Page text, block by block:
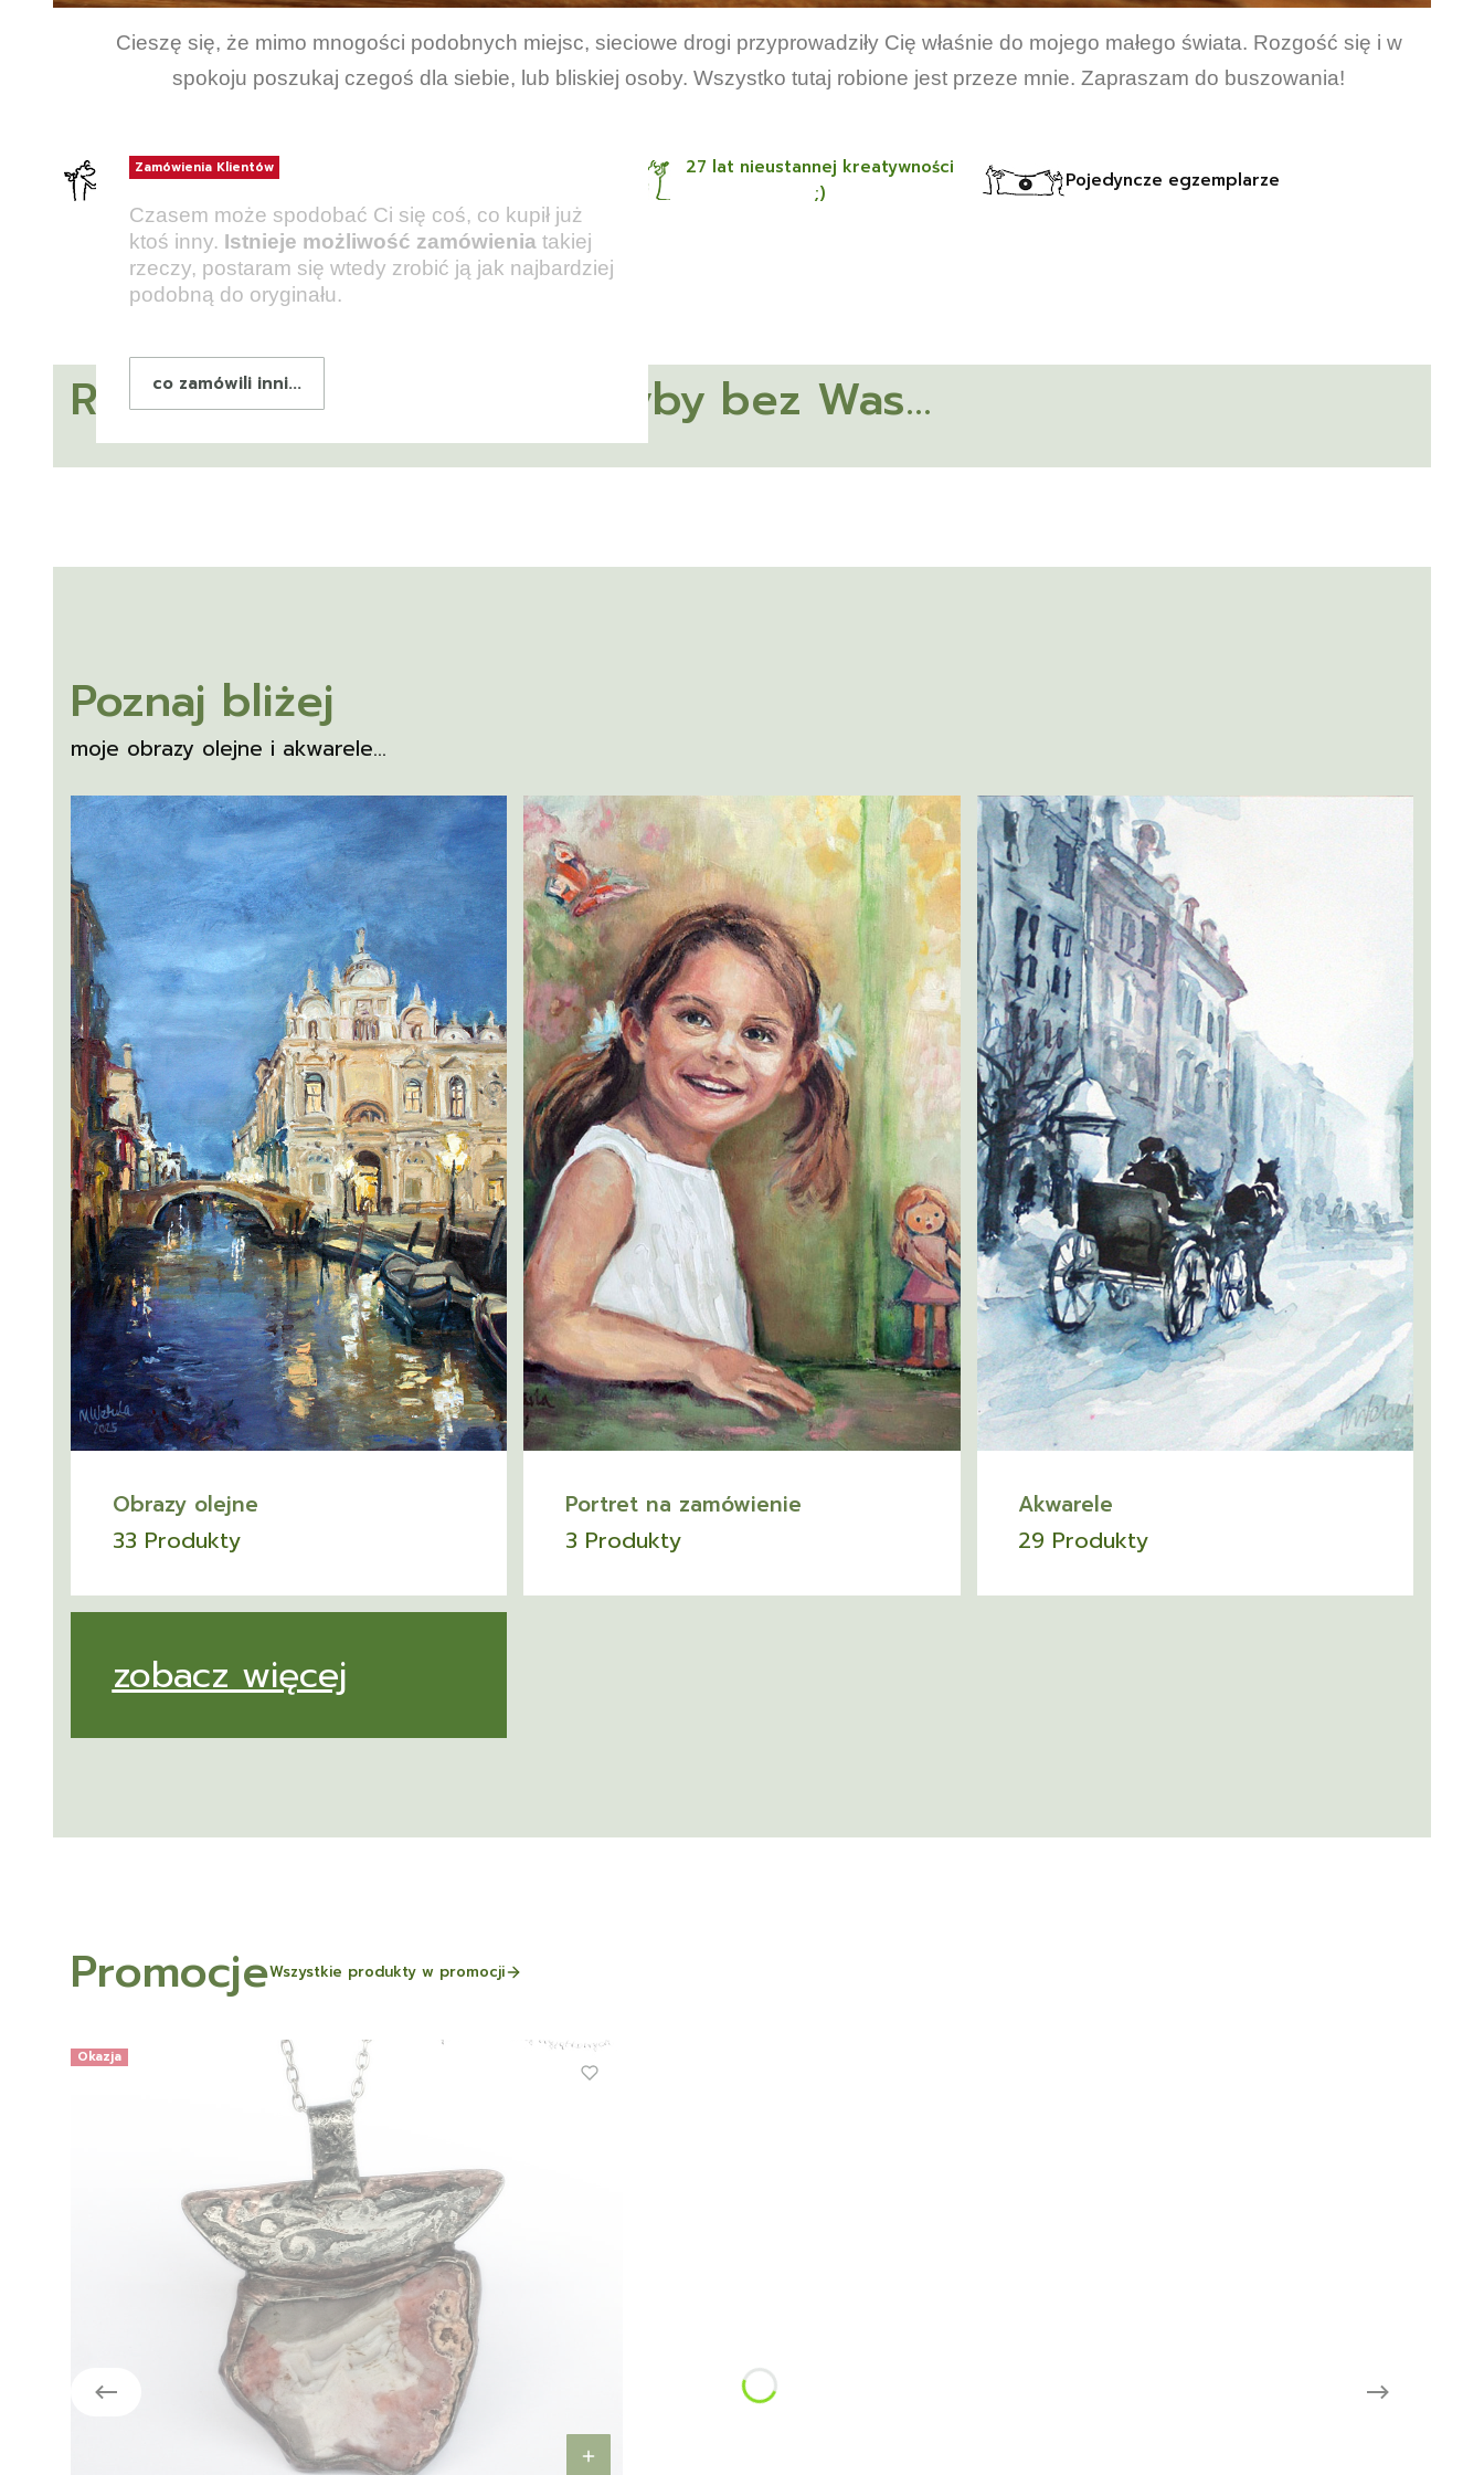
Cieszę się, że mimo mnogości podobnych miejsc, sieciowe drogi przyprowadziły Cię właśnie do mojego małego świata. Rozgość się i w
spokoju poszukaj czegoś dla siebie, lub bliskiej osoby. Wszystko tutaj robione jest przeze mnie. Zapraszam do buszowania!
Indywidualne zamówienia
27 lat nieustannej kreatywności
;)
Pojedyncze egzemplarze
Rzeczy, które nie powstałyby bez Was...
Zamówienia Klientów
Czasem może spodobać Ci się coś, co kupił już
ktoś inny. Istnieje możliwość zamówieniatakiej
rzeczy, postaram się wtedy zrobić ją jak najbardziej
podobną do oryginału.
co zamówili inni...
Poznaj bliżej
moje obrazy olejne i akwarele...
Obrazy olejne
33 Produkty
Portret na zamówienie
3 Produkty
Akwarele
29 Produkty
zobacz więcej
PromocjeWszystkie produkty w promocji
Okazja